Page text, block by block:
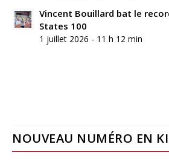
Vincent Bouillard bat le
States 100
1 juillet 2026 - 11 h 12 min
NOUVEAU NUMÉRO EN